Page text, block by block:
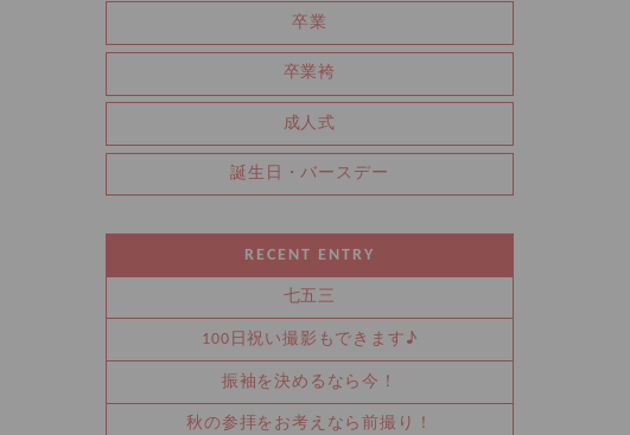
卒業
卒業袴
成人式
誕生日・バースデー
RECENT ENTRY
七五三
100日祝い撮影もできます♪
振袖を決めるなら今！
秋の参拝をお考えなら前撮り！